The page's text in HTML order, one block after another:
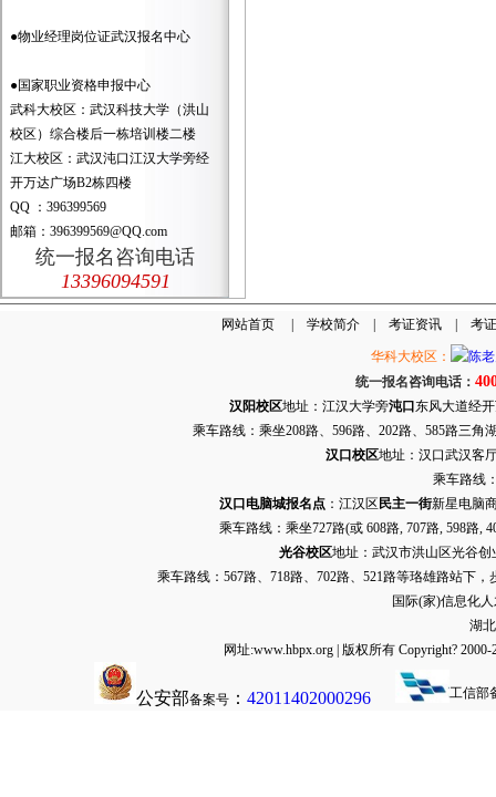
●物业经理岗位证武汉报名中心
●国家职业资格申报中心
武科大校区：武汉科技大学（洪山
校区）综合楼后一栋培训楼二楼
江大校区：武汉沌口江汉大学旁经
开万达广场B2栋四楼
QQ ：396399569
邮箱：396399569@QQ.com
统一报名咨询电话
13396094591
网站首页| 学校简介| 考证资讯| 考
华科大校区：
统一报名咨询电话：
汉阳校区地址：江汉大学旁沌口 东风大道经
乘车路线：乘坐208路、596路、202路、585路三
汉口校区地址：汉口武汉客
乘车路线
汉口电脑城报名点：江汉区 民主一街新星电脑
乘车路线：乘坐727路(或 608路, 707路, 598路,
光谷校区地址：武汉市洪山区光谷创
乘车路线：567路、718路、702路、521路等珞雄路站下
国际(家)信息化
湖
网址:www.hbpx.org | 版权所有 Copyright?
公安部备案号 ： 42011402000296 工信部